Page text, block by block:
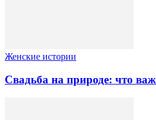
Женские истории
Свадьба на природе: что